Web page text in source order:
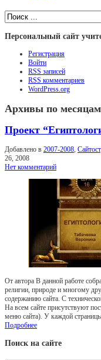
Персональный сайт
Регистрация
Войти
RSS записей
RSS комментариев
WordPress.org
Архивы по
Проект
Добавлено в 2007-2008,
26, 2008
Нет комментарий
От автора В данной работе
религии, природе и многому
содержанию сайта. С
На всем сайте присутствуют
меню сайта). У каждой
Подробнее
Поиск на сайте